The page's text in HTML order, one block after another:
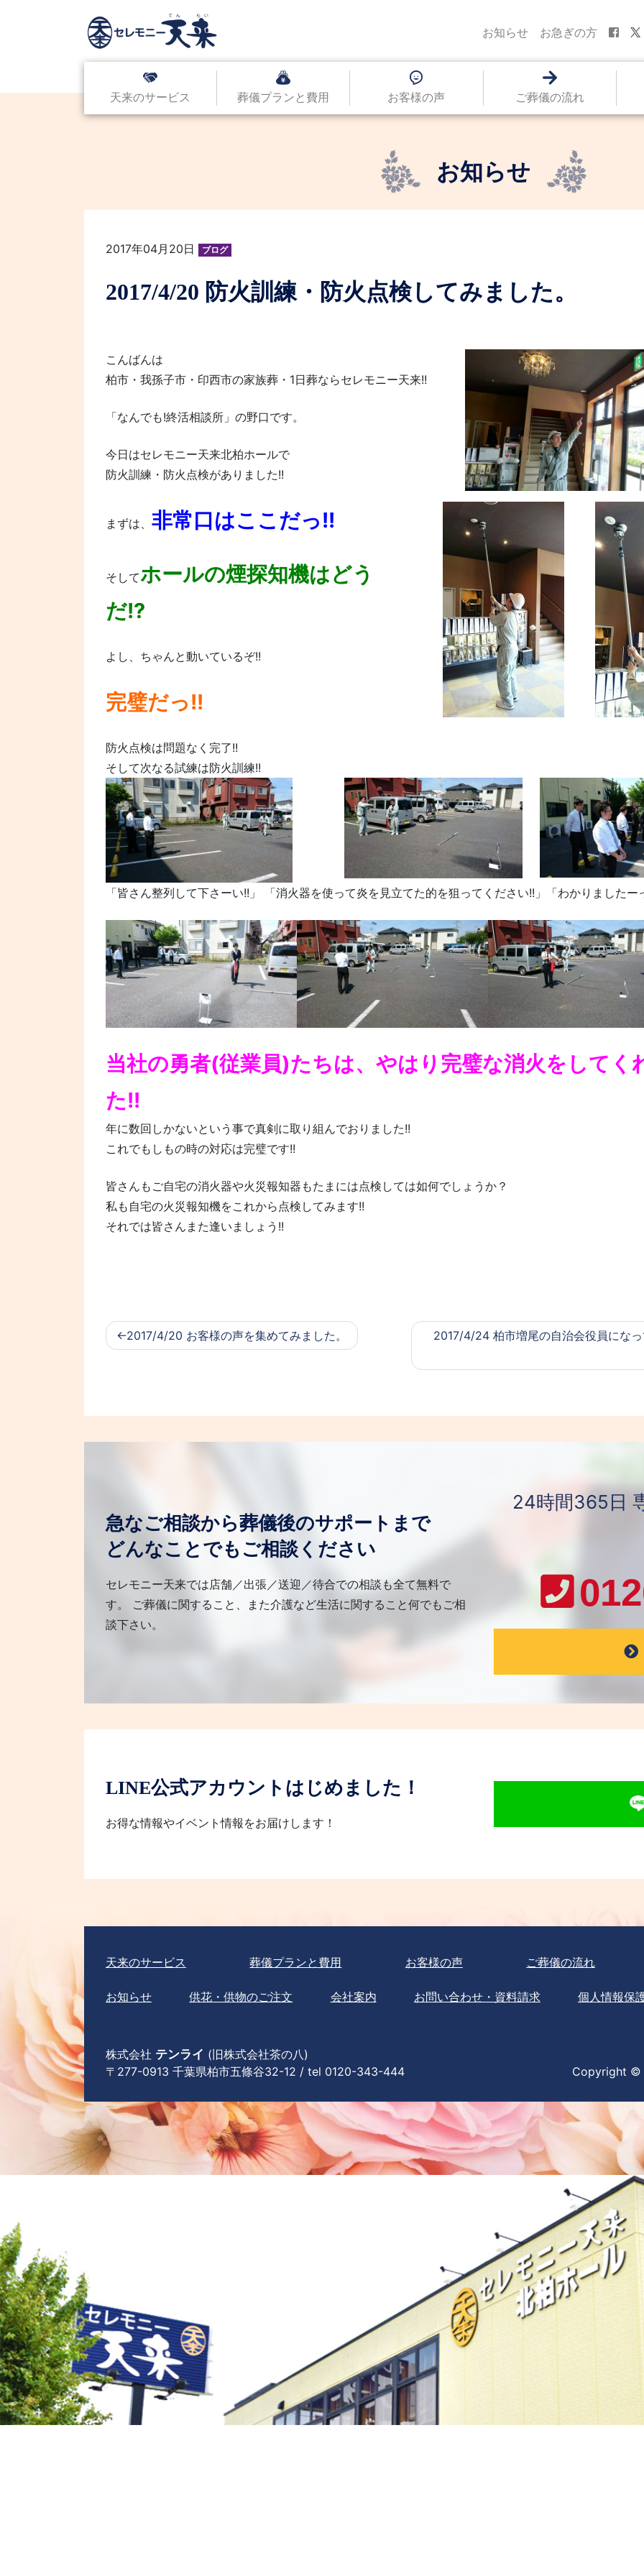
天来のサービス 葬儀プランと費用 お客様の声 ご葬儀の流れ
お知らせ お急ぎの方
お知らせ
2017年04月20日 ブログ
2017/4/20 防火訓練・防火点検してみました。
こんばんは
柏市・我孫子市・印西市の家族葬・1日葬ならセレモニー天来!!
「なんでも!終活相談所」の野口です。
今日はセレモニー天来北柏ホールで
防火訓練・防火点検がありました!!
まずは、 非常口はここだっ!!
そしてホールの煙探知機はどう
だ!?
よし、ちゃんと動いているぞ!!
完璧だっ!!
防火点検は問題なく完了!!
そして次なる試練は防火訓練!!
「皆さん整列して下さーい!!」 「消火器を使って炎を見立てた的を狙ってください!!」「わかりましたー
当社の勇者(従業員)たちは、やはり完璧な消火をしてく
た!!
年に数回しかないという事で真剣に取り組んでおりました!!
これでもしもの時の対応は完璧です!!
皆さんもご自宅の消火器や火災報知器もたまには点検しては如何でしょうか？
私も自宅の火災報知機をこれから点検してみます!!
それでは皆さんまた逢いましょう!!
2017/4/20 お客様の声を集めてみました。 2017/4/24 柏市増尾の自治会役員にな
急なご相談から葬儀後のサポートまで
どんなことでもご相談ください
セレモニー天来では店舗／出張／送迎／待合での相談も全て無料で
す。 ご葬儀に関すること、また介護など生活に関すること何でもご相
談下さい。
24時間365日
LINE公式アカウントはじめました！
お得な情報やイベント情報をお届けします！
天来のサービス 葬儀プランと費用 お客様の声 ご葬儀の流れ
お知らせ 供花・供物のご注文 会社案内 お問い合わせ・資料請求 個人情報保
株式会社 テンライ (旧株式会社茶の八)
〒277-0913 千葉県柏市五條谷32-12 / tel 0120-343-444
Copyright ©